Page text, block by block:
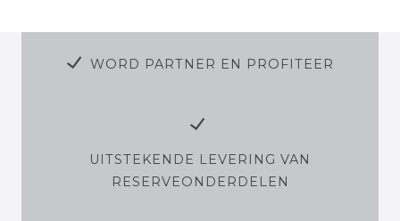
WORD PARTNER EN PROFITEER
UITSTEKENDE LEVERING VAN
RESERVEONDERDELEN